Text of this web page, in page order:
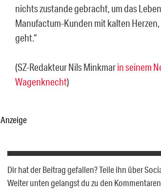
nichts zustande gebracht, um das
Manufactum-Kunden mit kalten
geht.“
(SZ-Redakteur Nils Minkmarin seinem
Wagenknecht)
Anzeige
Dir hat der Beitrag gefallen? Teile ihn über
Weiter unten gelangst du zu den